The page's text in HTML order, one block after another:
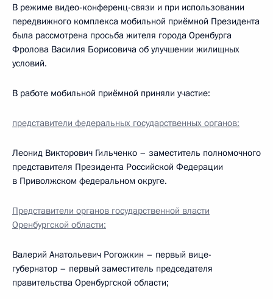
В режиме видео-конференц-связи и при использовании
передвижного комплекса мобильной приёмной Президента
была рассмотрена просьба жителя города Оренбурга
Фролова Василия Борисовича об улучшении жилищных
условий.
В работе мобильной приёмной приняли участие:
представители федеральных государственных органов:
Леонид Викторович Гильченко – заместитель полномочного
представителя Президента Российской Федерации
в Приволжском федеральном округе.
Представители органов государственной власти
Оренбургской области:
Валерий Анатольевич Рогожкин – первый вице-
губернатор – первый заместитель председателя
правительства Оренбургской области;